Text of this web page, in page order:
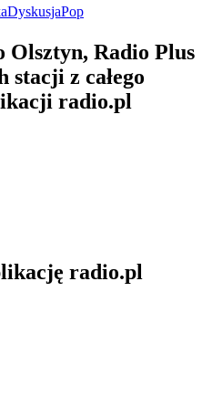
DyskusjaPop
Olsztyn, Radio Plus
z całego
radio.pl
radio.pl